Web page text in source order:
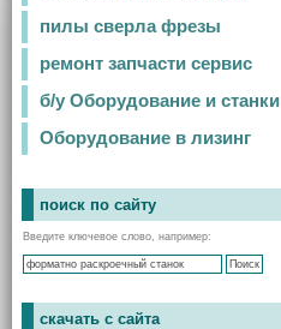
пилы сверла фрезы
ремонт запчасти сервис
б/у Оборудование и станки
Оборудование в лизинг
поиск по сайту
Введите ключевое слово, например:
скачать с сайта